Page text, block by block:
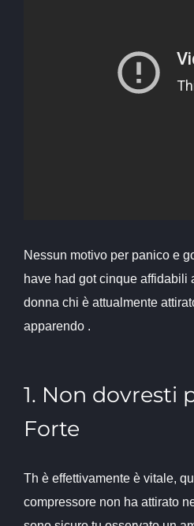
Nessun motivo per panico e
have had got cinque affidabili
donna chi è attualmente
apparendo .
1. Non dovresti
Forte
Th è effettivamente è vitale,
compressore non ha attirato